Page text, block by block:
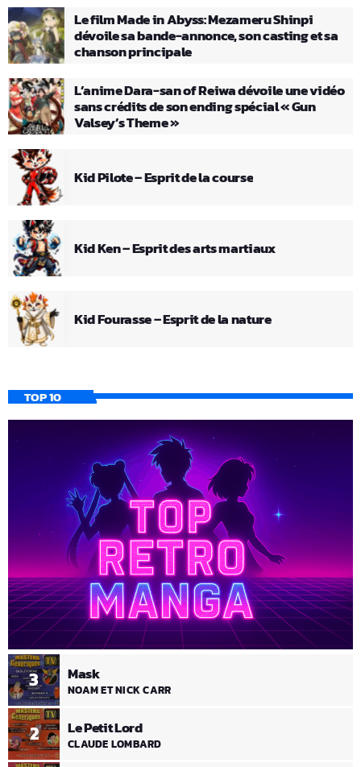
Le film Made in Abyss: Mezameru Shinpi
dévoile sa bande-annonce, son casting et sa
chanson principale
L’anime Dara-san of Reiwa dévoile une vidéo
sans crédits de son ending spécial « Gun
Valsey’s Theme »
Kid Pilote – Esprit de la course
Kid Ken – Esprit des arts martiaux
Kid Fourasse – Esprit de la nature
TOP 10
2 Le Petit Lord
CLAUDE LOMBARD
3 Mask
NOAM ET NICK CARR